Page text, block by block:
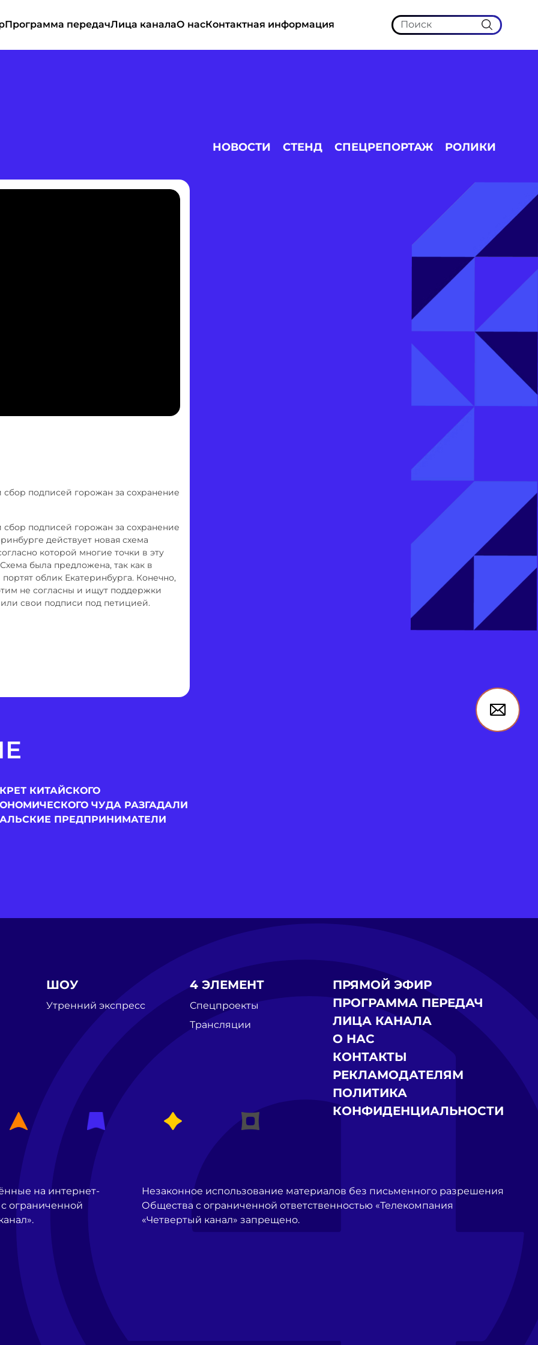
Программа передачЛица каналаО насКонтактная информация
НОВОСТИ СТЕНД СПЕЦРЕПОРТАЖ РОЛИКИ
подписей горожан за сохранение
подписей горожан за сохранение
действует новая схема
которой многие точки в эту
была предложена, так как в
облик Екатеринбурга. Конечно,
не согласны и ищут поддержки
свои подписи под петицией.
КИТАЙСКОГО
ЧУДА РАЗГАДАЛИ
ПРЕДПРИНИМАТЕЛИ
ШОУ
Утренний экспресс
4 ЭЛЕМЕНТ
Спецпроекты
Трансляции
ПРЯМОЙ ЭФИР
ПРОГРАММА ПЕРЕДАЧ
ЛИЦА КАНАЛА
О НАС
КОНТАКТЫ
РЕКЛАМОДАТЕЛЯМ
ПОЛИТИКА
КОНФИДЕНЦИАЛЬНОСТИ
на интернет-
ограниченной
Незаконное использование материалов без письменного разрешения
Общества с ограниченной ответственностью «Телекомпания
«Четвертый канал» запрещено.